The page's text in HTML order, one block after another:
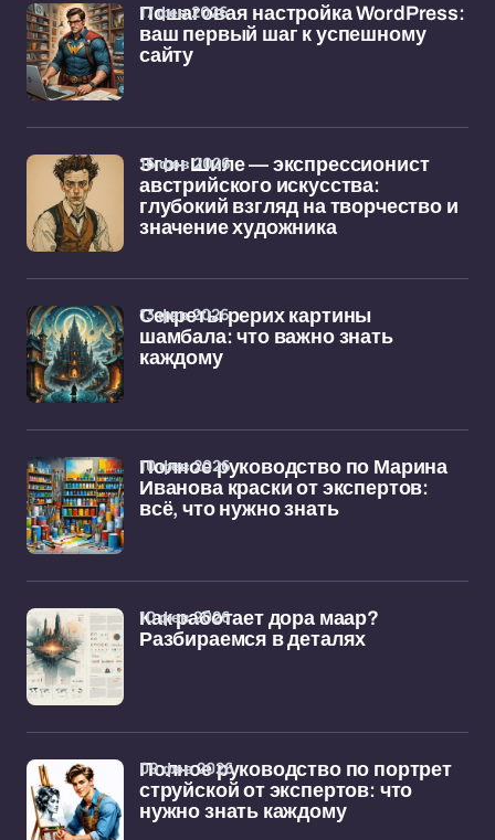
Пошаговая настройка WordPress:
ваш первый шаг к успешному
сайту
17 фев 2026
Эгон Шиле — экспрессионист
австрийского искусства:
глубокий взгляд на творчество и
значение художника
16 фев 2026
Секреты рерих картины
шамбала: что важно знать
каждому
13 фев 2026
Полное руководство по Марина
Иванова краски от экспертов:
всё, что нужно знать
10 фев 2026
Как работает дора маар?
Разбираемся в деталях
10 фев 2026
Полное руководство по портрет
струйской от экспертов: что
нужно знать каждому
09 фев 2026